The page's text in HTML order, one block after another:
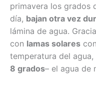
primavera los grados
día, bajan otra vez
lámina de agua.
con lamas solares
temperatura del
8 grados– el agua de